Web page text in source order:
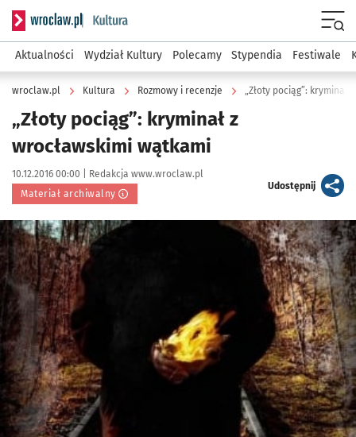
Serwis informacyjny wroclaw.pl podserwis: Kultura
Aktualności Wydział Kultury Polecamy Stypendia Festiwale
wroclaw.pl Kultura Rozmowy i recenzje „Złoty pociąg”: kryminał
„Złoty pociąg”: kryminał z
wrocławskimi wątkami
Data publikacji:
10.12.2016 00:00 | Autor:
Redakcja www.wroclaw.pl
Materiał archiwalny
Udostępnijartykuł
Kliknij, aby powiększyć